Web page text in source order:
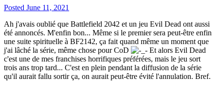
Posted June 11, 2021
Ah j'avais oublié que Battlefield 2042 et un jeu Evil Dead ont aussi
été annoncés. M'enfin bon... Même si le premier sera peut-être enfin
une suite spirituelle à BF2142, ça fait quand même un moment que
j'ai lâché la série, même chose pour CoD
Et alors Evil Dead
c'est une de mes franchises horrifiques préférées, mais le jeu sort
trois ans trop tard... C'est en plein pendant la diffusion de la série
qu'il aurait fallu sortir ça, on aurait peut-être évité l'annulation. Bref.